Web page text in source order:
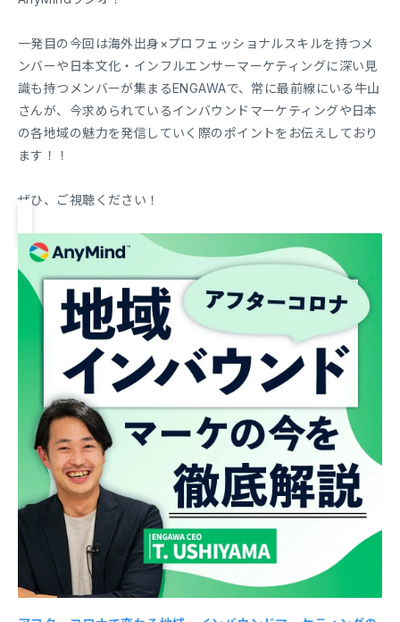
一発目の今回は海外出身×プロフェッショナルスキルを持つメ
ンバーや日本文化・インフルエンサーマーケティングに深い見
識も持つメンバーが集まるENGAWAで、常に最前線にいる牛山
さんが、今求められているインバウンドマーケティングや日本
の各地域の魅力を発信していく際のポイントをお伝えしており
ます！！
ぜひ、ご視聴ください！